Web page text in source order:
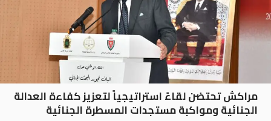
مراكش تحتضن لقاءً استراتيجياً لتعزيز كفاءة العدالة
الجنائية ومواكبة مستجدات المسطرة الجنائية